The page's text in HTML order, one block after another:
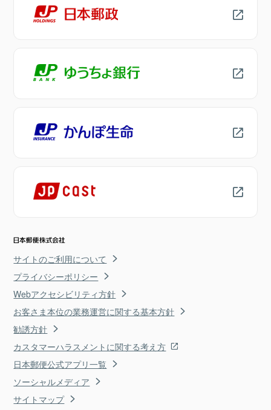
サイトのご利用について
プライバシーポリシー
Webアクセシビリティ方針
お客さま本位の業務運営に関する基本方針
勧誘方針
カスタマーハラスメントに関する考え方
日本郵便公式アプリ一覧
ソーシャルメディア
サイトマップ